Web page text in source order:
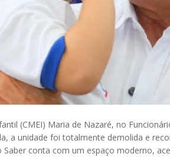
(CMEI) Maria de Nazaré, no
a unidade foi totalmente demolida e
conta com um espaço moderno,